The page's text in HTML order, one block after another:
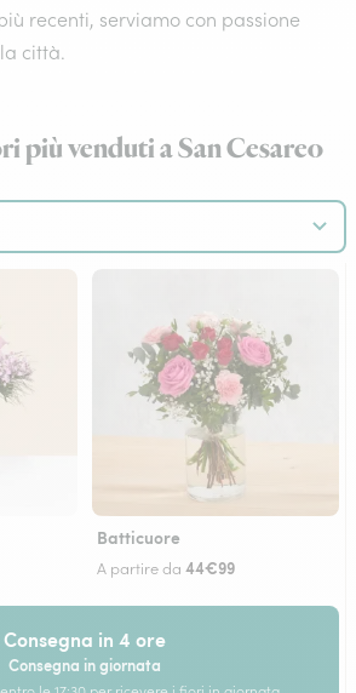
recenti, serviamo con passione
città.
più venduti a San Cesareo
Batticuore
A partire da 44€99
Consegna in 4 ore
Consegna in giornata